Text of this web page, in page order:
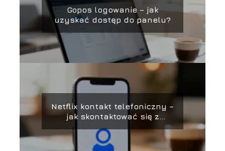
Gopos logowanie – jak
uzyskać dostęp do panelu?
Netflix kontakt telefoniczny –
jak skontaktować się z
obsługą?